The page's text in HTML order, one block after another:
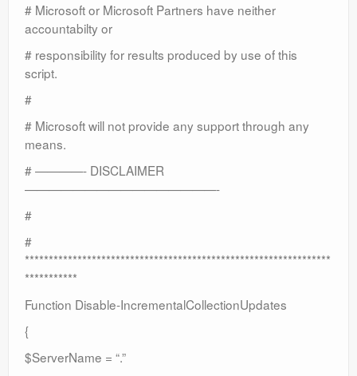
# Microsoft or Microsoft Partners have neither
accountabilty or
# responsibility for results produced by use of this
script.
#
# Microsoft will not provide any support through any
means.
# ————- DISCLAIMER
————————————————-
#
#
****************************************************************
***********
Function Disable-IncrementalCollectionUpdates
{
$ServerName = “.”